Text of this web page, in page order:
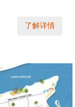
了解详情